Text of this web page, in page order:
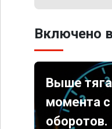
Включено
Выше
момента с
оборотов.